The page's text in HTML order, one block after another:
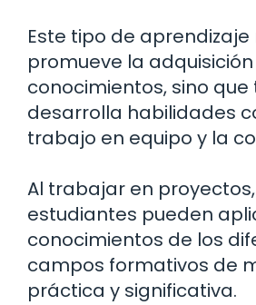
Este tipo de aprendizaje
promueve la
conocimientos, sino
desarrolla habilidades
trabajo en equipo y la
Al trabajar en
estudiantes pueden
conocimientos de los
campos formativos de
práctica y significativa.